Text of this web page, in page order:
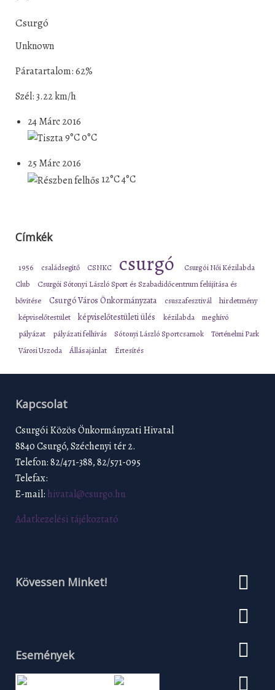
Csurgó
Unknown
Páratartalom: 62%
Szél: 3.22 km/h
24 Márc 2016
9°C0°C
25 Márc 2016
12°C4°C
Címkék
1956 családsegítő CSNKC csurgó
Csurgói Női Kézilabda
Club
Csurgói Sótonyi László Sport és Szabadidőcentrum felújítása és
bővítése
Csurgó Város Önkormányzata csuszafesztivál hirdetmény
képviselőtestület képviselőtestületi ülés kézilabda meghívó
pályázat pályázati felhívás Sótonyi László Sportcsarnok
Történelmi Park
Városi Uszoda
Állásajánlat Értesítés
Kapcsolat
Csurgói Közös Önkormányzati Hivatal
8840 Csurgó, Széchenyi tér 2.
Telefon: 82/471-388, 82/571-095
Telefax:
E-mail: hivatal@csurgo.hu
Adatkezelési tájékoztató
Kövessen Minket!
Események